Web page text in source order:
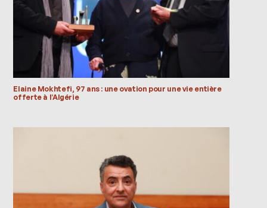
Elaine Mokhtefi, 97 ans : une ovation pour une vie entière
offerte à l’Algérie